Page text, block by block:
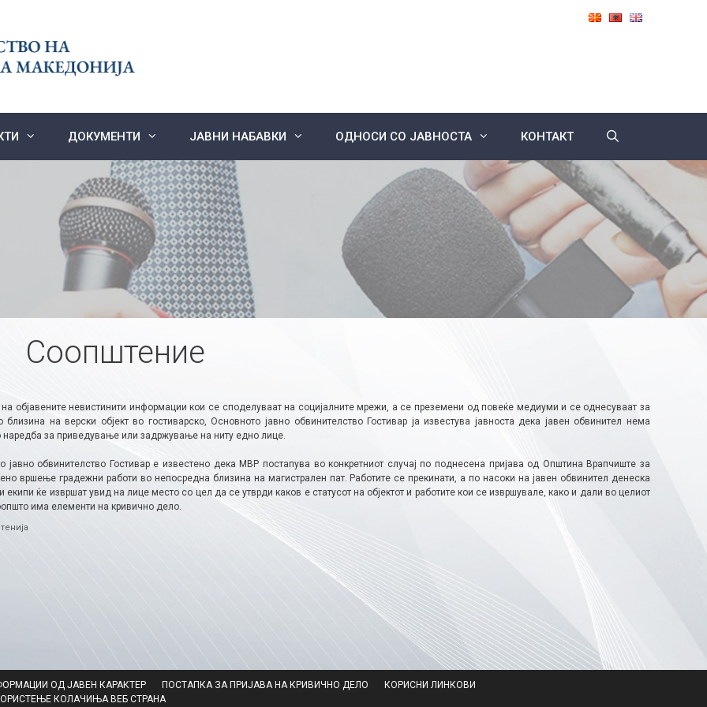
ДОКУМЕНТИ ЈАВНИ НАБАВКИ ОДНОСИ СО ЈАВНОСТА КОНТАКТ
Соопштение
објавените невистинити информации кои се споделуваат на социјалните мрежи, а се преземени од повеќе медиуми и се однесуваат за
близина на верски објект во гостиварско, Основното јавно обвинителство Гостивар ја известува јавноста дека јавен обвинител нема
за приведување или задржување на ниту едно лице.
јавно обвинителство Гостивар е известено дека МВР постапува во конкретниот случај по поднесена пријава од Општина Врапчиште за
вршење градежни работи во непосредна близина на магистрален пат. Работите се прекинати, а по насоки на јавен обвинител денеска
екипи ќе извршат увид на лице место со цел да се утврди каков е статусот на објектот и работите кои се извршувале, како и дали во целиот
има елементи на кривично дело.
ОД ЈАВЕН КАРАКТЕР ПОСТАПКА ЗА ПРИЈАВА НА КРИВИЧНО ДЕЛО
КОРИСНИ ЛИНКОВИ
КОЛАЧИЊА ВЕБ СТРАНА